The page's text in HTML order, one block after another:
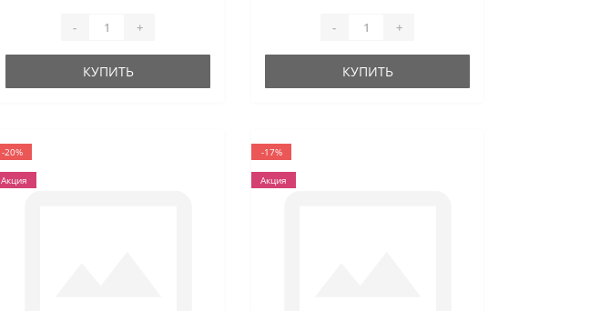
- +
КУПИТЬ
- +
КУПИТЬ
-20%
Акция
-17%
Акция